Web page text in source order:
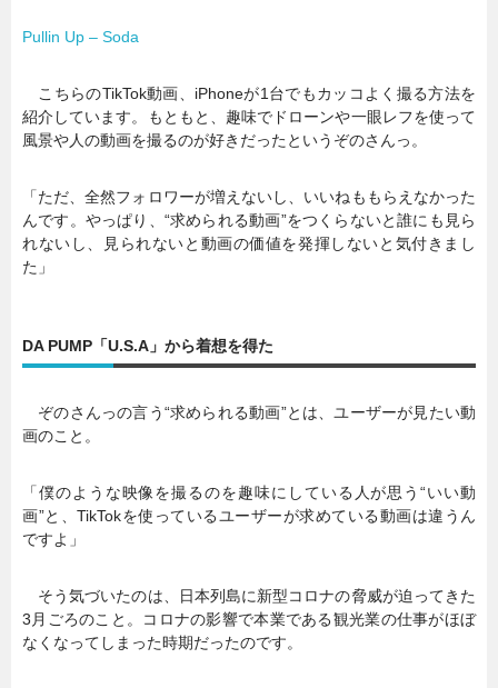
Pullin Up – Soda
こちらのTikTok動画、iPhoneが1台でもカッコよく撮る方法を
紹介しています。もともと、趣味でドローンや一眼レフを使って
風景や人の動画を撮るのが好きだったというぞのさんっ。
「ただ、全然フォロワーが増えないし、いいねももらえなかった
んです。やっぱり、“求められる動画”をつくらないと誰にも見ら
れないし、見られないと動画の価値を発揮しないと気付きまし
た」
DA PUMP「U.S.A」から着想を得た
ぞのさんっの言う“求められる動画”とは、ユーザーが見たい動
画のこと。
「僕のような映像を撮るのを趣味にしている人が思う“いい動
画”と、TikTokを使っているユーザーが求めている動画は違うん
ですよ」
そう気づいたのは、日本列島に新型コロナの脅威が迫ってきた
3月ごろのこと。コロナの影響で本業である観光業の仕事がほぼ
なくなってしまった時期だったのです。